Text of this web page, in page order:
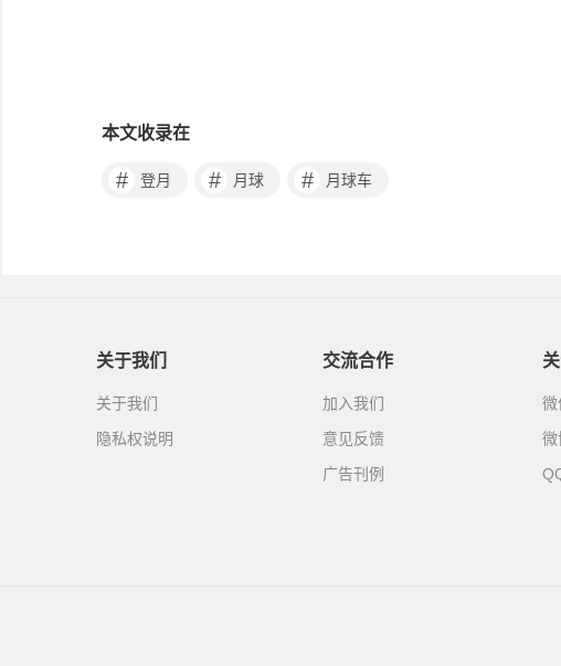
本文收录在
# 登月 # 月球 # 月球车
关于我们
关于我们
隐私权说明
交流合作
加入我们
意见反馈
广告刊例
微
微